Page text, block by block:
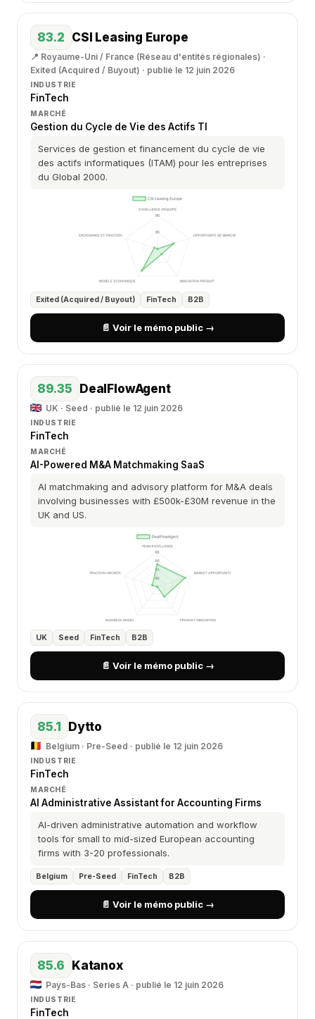
83.2 CSI Leasing Europe
📍 Royaume-Uni / France (Réseau d'entités régionales) ·
Exited (Acquired / Buyout) · publié le 12 juin 2026
INDUSTRIE
FinTech
MARCHÉ
Gestion du Cycle de Vie des Actifs TI
Services de gestion et financement du cycle de vie
des actifs informatiques (ITAM) pour les entreprises
du Global 2000.
Exited (Acquired / Buyout) FinTech B2B
📄 Voir le mémo public →
89.35 DealFlowAgent
UK · Seed · publié le 12 juin 2026
INDUSTRIE
FinTech
MARCHÉ
AI-Powered M&A Matchmaking SaaS
AI matchmaking and advisory platform for M&A deals
involving businesses with £500k-£30M revenue in the
UK and US.
UK Seed FinTech B2B
📄 Voir le mémo public →
85.1 Dytto
Belgium · Pre-Seed · publié le 12 juin 2026
INDUSTRIE
FinTech
MARCHÉ
AI Administrative Assistant for Accounting Firms
AI-driven administrative automation and workflow
tools for small to mid-sized European accounting
firms with 3-20 professionals.
Belgium Pre-Seed FinTech B2B
📄 Voir le mémo public →
85.6 Katanox
Pays-Bas · Series A · publié le 12 juin 2026
INDUSTRIE
FinTech